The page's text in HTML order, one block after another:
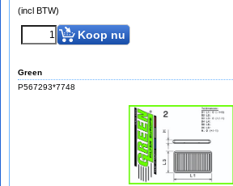
(incl BTW)
Koop nu
Green
P567293*7748